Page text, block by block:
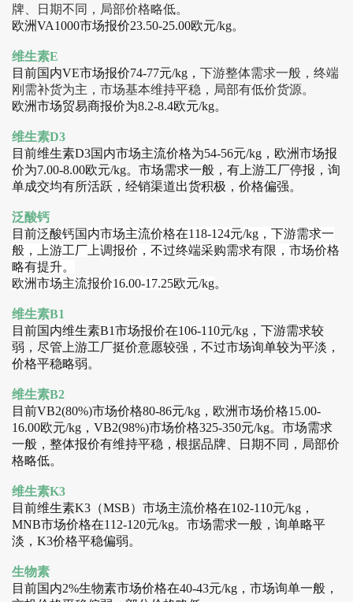
牌、日期不同，局部价格略低。
欧洲VA1000市场报价23.50-25.00欧元/kg。
维生素E
目前国内VE市场报价74-77元/kg， 下游整体需求一般，终端
刚需补货为主，市场基本维持平稳，局部有低价货源。
欧洲市场贸易商报价为8.2-8.4欧元/kg。
维生素D3
目前维生素D3国内市场主流价格为54-56元/kg，欧洲市场报
价为7.00-8.00欧元/kg。市场需求一般，有上游工厂停报，询
单成交均有所活跃，经销渠道出货积极，价格偏强。
泛酸钙
目前泛酸钙国内市场主流价格在118-124元/kg，下游需求一
般，上游工厂上调报价，不过终端采购需求有限，市场价格
略有提升。
欧洲市场主流报价16.00-17.25欧元/kg。
维生素B1
目前国内维生素B1市场报价在106-110元/kg，下游需求较
弱，尽管上游工厂挺价意愿较强，不过市场询单较为平淡，
价格平稳略弱。
维生素B2
目前VB2(80%)市场价格80-86元/kg，欧洲市场价格15.00-
16.00欧元/kg，VB2(98%)市场价格325-350元/kg。市场需求
一般，整体报价有维持平稳，根据品牌、日期不同，局部价
格略低。
维生素K3
目前维生素K3（MSB）市场主流价格在102-110元/kg，
MNB市场价格在112-120元/kg。市场需求一般，询单略平
淡，K3价格平稳偏弱。
生物素
目前国内2%生物素市场价格在40-43元/kg，市场询单一般，